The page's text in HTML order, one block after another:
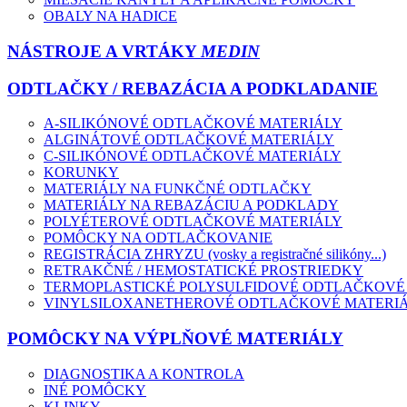
OBALY NA HADICE
NÁSTROJE A VRTÁKY MEDIN
ODTLAČKY / REBAZÁCIA A PODKLADANIE
A-SILIKÓNOVÉ ODTLAČKOVÉ MATERIÁLY
ALGINÁTOVÉ ODTLAČKOVÉ MATERIÁLY
C-SILIKÓNOVÉ ODTLAČKOVÉ MATERIÁLY
KORUNKY
MATERIÁLY NA FUNKČNÉ ODTLAČKY
MATERIÁLY NA REBAZÁCIU A PODKLADY
POLYÉTEROVÉ ODTLAČKOVÉ MATERIÁLY
POMÔCKY NA ODTLAČKOVANIE
REGISTRÁCIA ZHRYZU (vosky a registračné silikóny...)
RETRAKČNÉ / HEMOSTATICKÉ PROSTRIEDKY
TERMOPLASTICKÉ POLYSULFIDOVÉ
VINYLSILOXANETHEROVÉ ODTLAČKOVÉ
POMÔCKY NA VÝPLŇOVÉ MATERIÁLY
DIAGNOSTIKA A KONTROLA
INÉ POMÔCKY